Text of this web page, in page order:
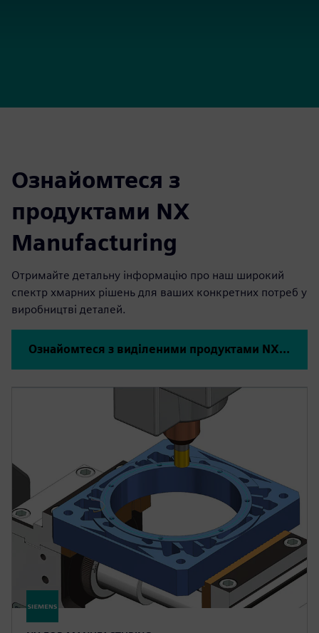
Ознайомтеся з
продуктами NX
Manufacturing
Отримайте детальну інформацію про наш широкий
спектр хмарних рішень для ваших конкретних потреб у
виробництві деталей.
Ознайомтеся з виділеними продуктами NX CAD та CAM нижче або натисніть, щоб побачити всі продукти NX